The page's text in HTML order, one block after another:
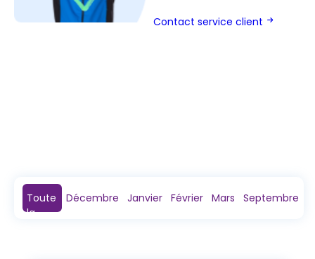
Contact service client
Toute
la
Décembre Janvier Février Mars Septembre